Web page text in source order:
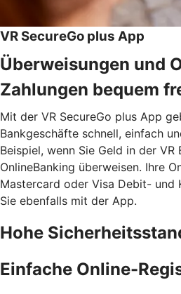
VR SecureGo plus App
Überweisungen und
Zahlungen bequem
Mit der VR SecureGo plus App
Bankgeschäfte schnell, einfach
Beispiel, wenn Sie Geld in der
OnlineBanking überweisen. Ihre
Mastercard oder Visa Debit- und
Sie ebenfalls mit der App.
Hohe
Einfache Online-